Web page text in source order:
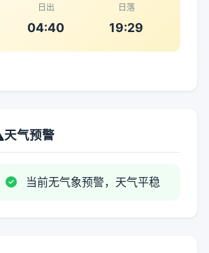
日出
04:40
日落
19:29
天气预警
当前无气象预警，天气平稳